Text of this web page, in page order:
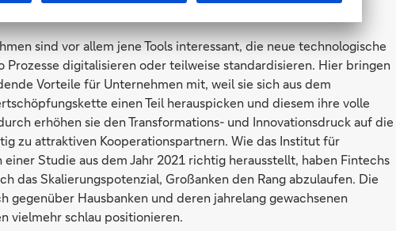
sind vor allem jene Tools interessant, die neue technologische
Prozesse digitalisieren oder teilweise standardisieren. Hier bringen
Vorteile für Unternehmen mit, weil sie sich aus dem
einen Teil herauspicken und diesem ihre volle
erhöhen sie den Transformations- und Innovationsdruck auf die
zu attraktiven Kooperationspartnern. Wie das Institut für
Studie aus dem Jahr 2021 richtig herausstellt, haben Fintechs
das Skalierungspotenzial, Großanken den Rang abzulaufen. Die
gegenüber Hausbanken und deren jahrelang gewachsenen
vielmehr schlau positionieren.